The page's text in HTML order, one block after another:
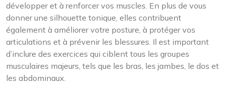
développer et à renforcer vos muscles. En plus de vous
donner une silhouette tonique, elles contribuent
également à améliorer votre posture, à protéger vos
articulations et à prévenir les blessures. Il est important
d’inclure des exercices qui ciblent tous les groupes
musculaires majeurs, tels que les bras, les jambes, le dos et
les abdominaux.